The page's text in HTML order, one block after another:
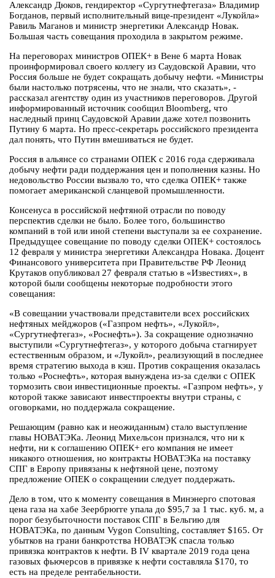
Александр Дюков, гендиректор «Сургутнефтегаза» Владимир
Богданов, первый исполнительный вице-президент «Лукойла»
Равиль Маганов и министр энергетики Александр Новак.
Большая часть совещания проходила в закрытом режиме.
На переговорах министров ОПЕК+ в Вене 6 марта Новак
проинформировал своего коллегу из Саудовской Аравии, что
Россия больше не будет сокращать добычу нефти. «Министры
были настолько потрясены, что не знали, что сказать», -
рассказал агентству один из участников переговоров. Другой
информированный источник сообщил Bloomberg, что
наследный принц Саудовской Аравии даже хотел позвонить
Путину 6 марта. Но пресс-секретарь российского президента
дал понять, что Путин вмешиваться не будет.
Россия в альянсе со странами ОПЕК с 2016 года сдерживала
добычу нефти ради поддержания цен и пополнения казны. Но
недовольство России вызвало то, что сделка ОПЕК+ также
помогает американской сланцевой промышленности.
Консенуса в российской нефтяной отрасли по поводу
перспектив сделки не было. Более того, большинство
компаний в той или иной степени выступали за ее сохранение.
Предыдущее совещание по поводу сделки ОПЕК+ состоялось
12 февраля у министра энергетики Александра Новака. Доцент
Финансового университета при Правительстве РФ Леонид
Крутаков опубликовал 27 февраля статью в «Известиях», в
которой были сообщены некоторые подробности этого
совещания:
«В совещании участвовали представители всех российских
нефтяных мейджоров («Газпром нефть», «Лукойл»,
«Сургутнефтегаз», «Роснефть»). За сокращение однозначно
выступили «Сургутнефтегаз», у которого добыча стагнирует
естественным образом, и «Лукойл», реализующий в последнее
время стратегию выхода в кэш. Против сокращения оказалась
только «Роснефть», которая вынуждена из-за сделки с ОПЕК
тормозить свои инвестиционные проекты. «Газпром нефть», у
которой также зависают инвестпроекты внутри страны, с
оговорками, но поддержала сокращение.
Решающим (равно как и неожиданным) стало выступление
главы НОВАТЭКа. Леонид Михельсон признался, что ни к
нефти, ни к соглашению ОПЕК+ его компания не имеет
никакого отношения, но контракты НОВАТЭКа на поставку
СПГ в Европу привязаны к нефтяной цене, поэтому
предложение ОПЕК о сокращении следует поддержать.
Дело в том, что к моменту совещания в Минэнерго спотовая
цена газа на хабе Зеербрюгге упала до $95,7 за 1 тыс. куб. м, а
порог безубыточности поставок СПГ в Бельгию для
НОВАТЭКа, по данным Vygon Consulting, составляет $165. От
убытков на грани банкротства НОВАТЭК спасла только
привязка контрактов к нефти. В IV квартале 2019 года цена
газовых фьючерсов в привязке к нефти составляла $170, то
есть на пределе рентабельности.